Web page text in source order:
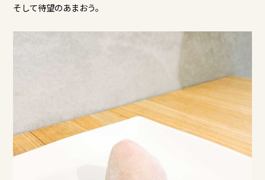
そして待望のあまおう。